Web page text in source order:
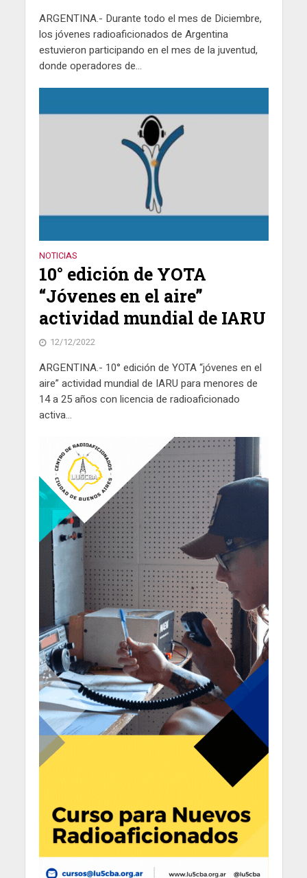
ARGENTINA.- Durante todo el mes de Diciembre,
los jóvenes radioaficionados de Argentina
estuvieron participando en el mes de la juventud,
donde operadores de...
NOTICIAS
10° edición de YOTA
“Jóvenes en el aire”
actividad mundial de IARU
12/12/2022
ARGENTINA.- 10° edición de YOTA “jóvenes en el
aire” actividad mundial de IARU para menores de
14 a 25 años con licencia de radioaficionado
activa...